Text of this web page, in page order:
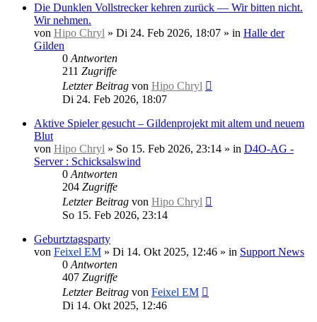
Die Dunklen Vollstrecker kehren zurück — Wir bitten nicht.
Wir nehmen.
von Hipo Chryl » Di 24. Feb 2026, 18:07 » in Halle der
Gilden
0 Antworten
211 Zugriffe
Letzter Beitrag von Hipo Chryl
Di 24. Feb 2026, 18:07
Aktive Spieler gesucht – Gildenprojekt mit altem und neuem
Blut
von Hipo Chryl » So 15. Feb 2026, 23:14 » in D4O-AG -
Server : Schicksalswind
0 Antworten
204 Zugriffe
Letzter Beitrag von Hipo Chryl
So 15. Feb 2026, 23:14
Geburtztagsparty
von Feixel EM » Di 14. Okt 2025, 12:46 » in Support News
0 Antworten
407 Zugriffe
Letzter Beitrag von Feixel EM
Di 14. Okt 2025, 12:46